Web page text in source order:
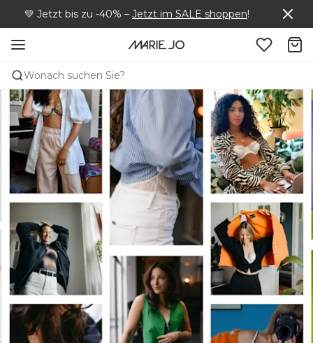
💚 Jetzt bis zu -40% – Jetzt im SALE shoppen!
Wonach suchen Sie?